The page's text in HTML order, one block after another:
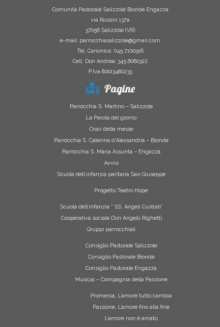
Comunità Pastorale Salizzole Bionde Engazzà
via Rossini 137a
37056 Salizzole (VR)
e-mail: parrocchiasalizzole@gmail.com
Tel. Canonica: 045.7100316
Cell. Don Andrea: 345.6060322
P.Iva 80013480233
Pagine
Parrocchia S. Martino – Salizzole
La Parola del giorno
Orari delle messe
Parrocchia S. Caterina d’Alessandria – Bionde
Parrocchia S. Maria Assunta – Engazzà
Avvisi
Scuola dell’infanzia paritaria San Giuseppe
Progetto Teatro Hope
Scuola dell’infanzia “ SS. Angeli Custodi”
Cooperativa sociale Don Angelo Righetti
Gruppi parrocchiali
Consiglio Pastorale Salizzole
Consiglio Pastorale Bionde
Consiglio Pastorale Engazzà
Musical – Compagnia della Passione
Promessa, L’amore tutto cambia
Passione, L’amore fino alla fine
L’amore non è amato